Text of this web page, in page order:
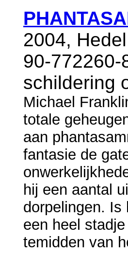
2004,
90-772260-
schildering
Michael
totale
aan
fantasie de
hij een aantal
dorpelingen. Is
een heel
temidden van